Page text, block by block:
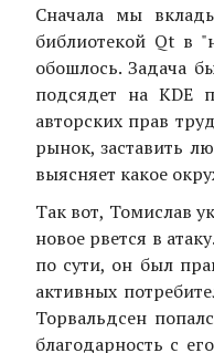
Сначала мы
библиотекой Qt в
обошлось. Задача
подсядет на KDE
авторских прав
рынок, заставить
выясняет какое
Так вот, Томислав
новое рвется в
по сути, он был
активных
Торвальдсен
благодарность с